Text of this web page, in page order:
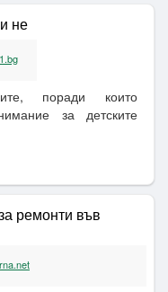
не
поради които
за детските
ремонти във